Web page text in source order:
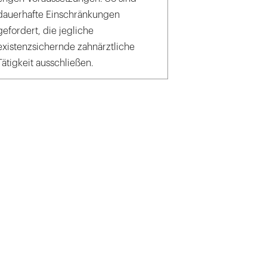
Einschränkungen
die jegliche
zahnärztliche
ausschließen.